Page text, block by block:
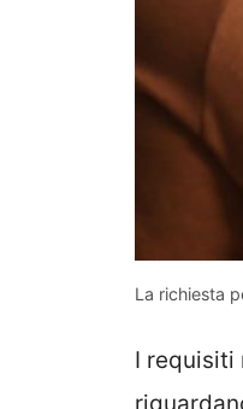
La richiesta
I requisiti